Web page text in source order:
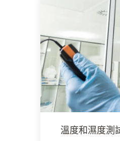
溫度和濕度測